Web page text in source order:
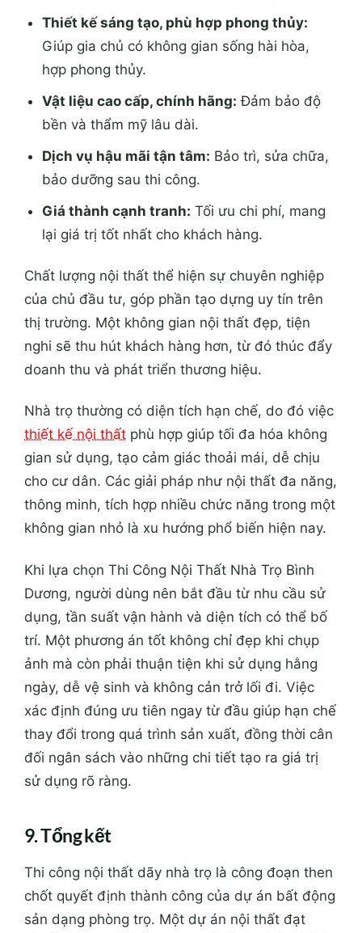
Thiết kế sáng tạo, phù hợp phong thủy:
Giúp gia chủ có không gian sống hài hòa,
hợp phong thủy.
Vật liệu cao cấp, chính hãng: Đảm bảo độ
bền và thẩm mỹ lâu dài.
Dịch vụ hậu mãi tận tâm: Bảo trì, sửa chữa,
bảo dưỡng sau thi công.
Giá thành cạnh tranh: Tối ưu chi phí, mang
lại giá trị tốt nhất cho khách hàng.
Chất lượng nội thất thể hiện sự chuyên nghiệp
của chủ đầu tư, góp phần tạo dựng uy tín trên
thị trường. Một không gian nội thất đẹp, tiện
nghi sẽ thu hút khách hàng hơn, từ đó thúc đẩy
doanh thu và phát triển thương hiệu.
Nhà trọ thường có diện tích hạn chế, do đó việc
thiết kế nội thất phù hợp giúp tối đa hóa không
gian sử dụng, tạo cảm giác thoải mái, dễ chịu
cho cư dân. Các giải pháp như nội thất đa năng,
thông minh, tích hợp nhiều chức năng trong một
không gian nhỏ là xu hướng phổ biến hiện nay.
Khi lựa chọn Thi Công Nội Thất Nhà Trọ Bình
Dương, người dùng nên bắt đầu từ nhu cầu sử
dụng, tần suất vận hành và diện tích có thể bố
trí. Một phương án tốt không chỉ đẹp khi chụp
ảnh mà còn phải thuận tiện khi sử dụng hằng
ngày, dễ vệ sinh và không cản trở lối đi. Việc
xác định đúng ưu tiên ngay từ đầu giúp hạn chế
thay đổi trong quá trình sản xuất, đồng thời cân
đối ngân sách vào những chi tiết tạo ra giá trị
sử dụng rõ ràng.
9. Tổng kết
Thi công nội thất dãy nhà trọ là công đoạn then
chốt quyết định thành công của dự án bất động
sản dạng phòng trọ. Một dự án nội thất đạt